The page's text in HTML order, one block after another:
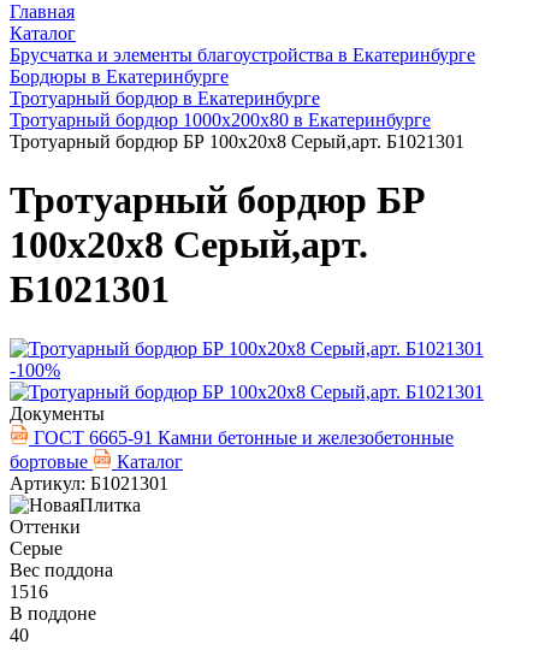
Главная
Каталог
Брусчатка и элементы благоустройства в Екатеринбурге
Бордюры в Екатеринбурге
Тротуарный бордюр в Екатеринбурге
Тротуарный бордюр 1000х200х80 в Екатеринбурге
Тротуарный бордюр БР 100х20х8 Серый,арт. Б1021301
Тротуарный бордюр БР
100х20х8 Серый,арт.
Б1021301
-100%
Документы
ГОСТ 6665-91 Камни бетонные и железобетонные
бортовые
Каталог
Артикул: Б1021301
Оттенки
Серые
Вес поддона
1516
В поддоне
40